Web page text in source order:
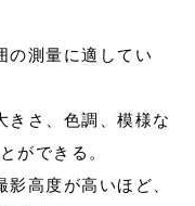
測量に適してい
さ、色調、模様な
ができる。
高度が高いほど、